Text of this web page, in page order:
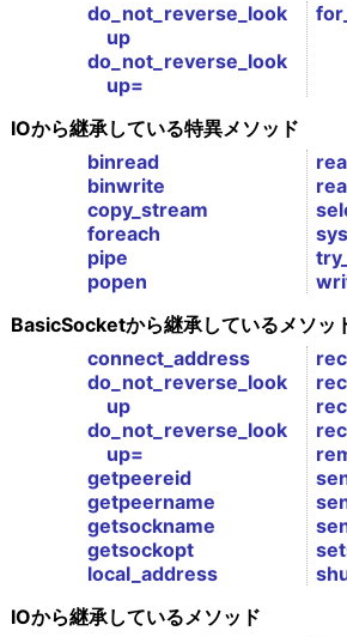
do_not_reverse_look
up
do_not_reverse_look
up=
IOから継承している特異メソッド
binread
binwrite
copy_stream
foreach
pipe
popen
BasicSocketから継承しているメソッ
connect_address
do_not_reverse_look
up
do_not_reverse_look
up=
getpeereid
getpeername
getsockname
getsockopt
local_address
IOから継承しているメソッド